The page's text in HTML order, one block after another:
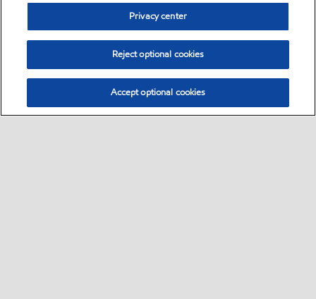
Privacy center
Reject optional cookies
Accept optional cookies